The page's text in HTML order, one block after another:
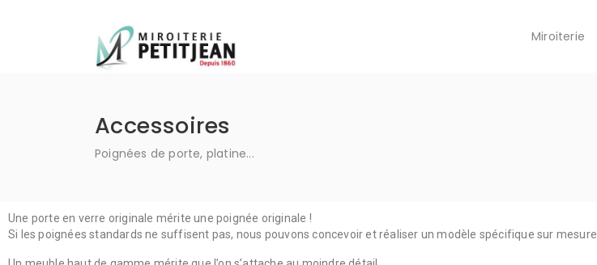
Miroiterie
Accessoires
Poignées de porte, platine...
Une porte en verre originale mérite une poignée originale !
Si les poignées standards ne suffisent pas, nous pouvons concevoir et réaliser un modèle spécifique sur mesure.